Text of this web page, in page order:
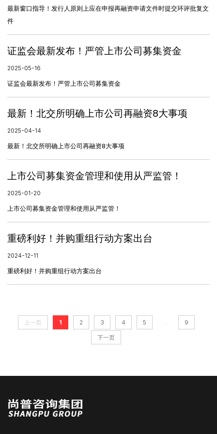
最新窗口指导！发行人原则上应在申报再融资申请文件时提交环评批复文
件
证监会最新发布！严管上市公司募集资金
2025-05-16
证监会最新发布！严管上市公司募集资金
最新！北交所明确上市公司再融资8大事项
2025-04-14
最新！北交所明确上市公司再融资8大事项
上市公司募集资金管理和使用从严监管！
2025-01-20
上市公司募集资金管理和使用从严监管！
重磅利好！并购重组行动方案出台
2024-12-11
重磅利好！并购重组行动方案出台
上一页 1 2 3 4 5 9
下一页